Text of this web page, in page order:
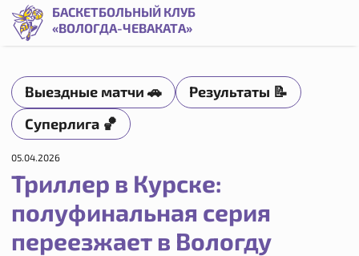
БАСКЕТБОЛЬНЫЙ КЛУБ
«ВОЛОГДА-ЧЕВАКАТА»
Выездные матчи 🚗
Результаты 📝
Суперлига 🏀
05.04.2026
Триллер в Курске:
полуфинальная серия
переезжает в Вологду
Триллер в Курске: полуфинальная серия переезжает в